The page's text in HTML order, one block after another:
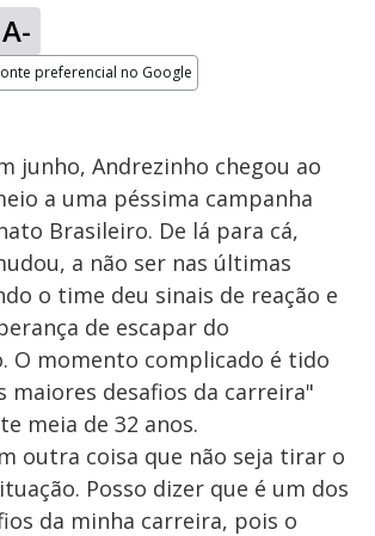
A-
preferencial no Google
junho, Andrezinho chegou ao
a uma péssima campanha
Brasileiro. De lá para cá,
a não ser nas últimas
o time deu sinais de reação e
de escapar do
O momento complicado é tido
maiores desafios da carreira"
meia de 32 anos.
outra coisa que não seja tirar o
Posso dizer que é um dos
da minha carreira, pois o